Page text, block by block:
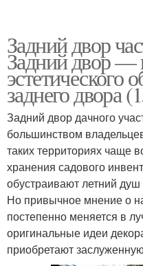
Двор перед домом
Двор на даче
Задний двор
Задний двор —
эстетического
заднего двора
Задний двор дачного
большинством
таких территориях чаще
хранения садового
обустраивают летний
Но привычное мнение о
постепенно меняется в
оригинальные идеи
приобретают